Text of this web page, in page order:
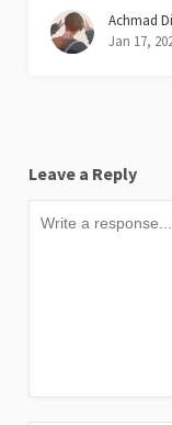
Achmad
Jan 17,
Leave a Reply